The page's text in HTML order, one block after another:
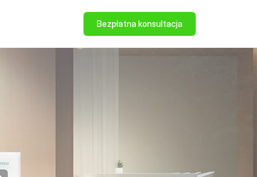
Bezpłatna konsultacja